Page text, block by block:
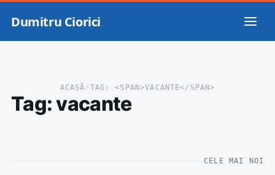
Dumitru Ciorici
ACASĂ/ TAG: <SPAN>VACANTE</SPAN>
Tag:vacante
CELE MAI NOI